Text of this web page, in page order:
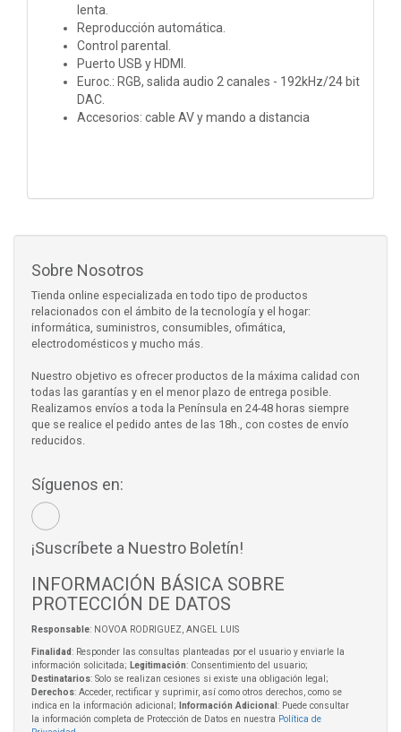
lenta.
Reproducción automática.
Control parental.
Puerto USB y HDMI.
Euroc.: RGB, salida audio 2 canales - 192kHz/24 bit
DAC.
Accesorios: cable AV y mando a distancia
Sobre Nosotros
Tienda online especializada en todo tipo de productos
relacionados con el ámbito de la tecnología y el hogar:
informática, suministros, consumibles, ofimática,
electrodomésticos y mucho más.
Nuestro objetivo es ofrecer productos de la máxima calidad con
todas las garantías y en el menor plazo de entrega posible.
Realizamos envíos a toda la Península en 24-48 horas siempre
que se realice el pedido antes de las 18h., con costes de envío
reducidos.
Síguenos en:
¡Suscríbete a Nuestro Boletín!
INFORMACIÓN BÁSICA SOBRE
PROTECCIÓN DE DATOS
Responsable: NOVOA RODRIGUEZ, ANGEL LUIS
Finalidad: Responder las consultas planteadas por el usuario y enviarle la
información solicitada; Legitimación: Consentimiento del usuario;
Destinatarios: Solo se realizan cesiones si existe una obligación legal;
Derechos: Acceder, rectificar y suprimir, así como otros derechos, como se
indica en la información adicional;
Información Adicional : Puede consultar
la información completa de Protección de Datos en nuestra Política de